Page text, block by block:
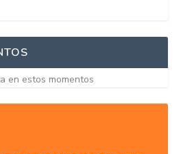
en estos momentos